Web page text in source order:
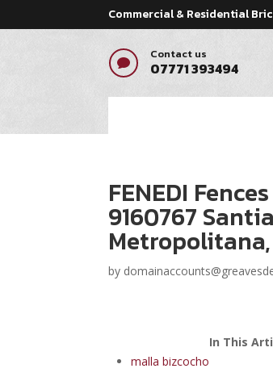
Commercial & Residential

Contact us
07771 393494
FENEDI
9160767
by
In This
malla bizcocho